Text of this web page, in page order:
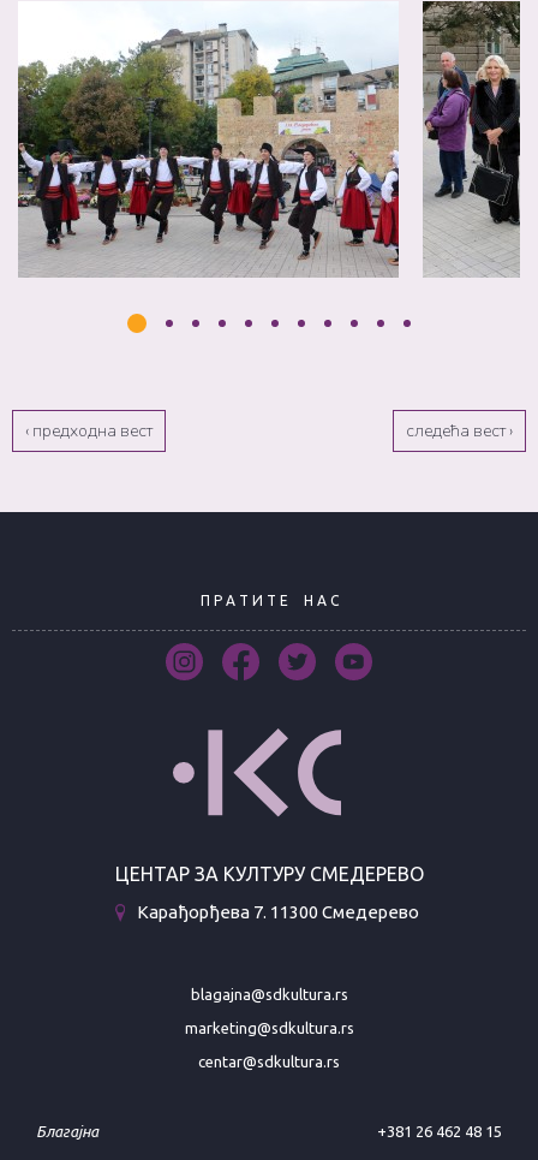
‹ предходна вест следећа вест ›
П Р А Т И Т Е Н А С
ЦЕНТАР ЗА КУЛТУРУ СМЕДЕРЕВО
Карађорђева 7. 11300 Смедерево
blagajna@sdkultura.rs
marketing@sdkultura.rs
centar@sdkultura.rs
Благајна
+381 26 462 48 15